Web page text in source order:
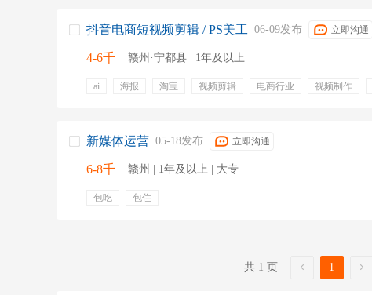
抖音电商短视频剪辑 / PS美工 06-09发布 立即沟通
4-6千 赣州·宁都县 | 1年及以上
ai 海报 淘宝 视频剪辑 电商行业 视频制作
新媒体运营 05-18发布 立即沟通
6-8千 赣州 | 1年及以上 | 大专
包吃 包住
共 1 页 1